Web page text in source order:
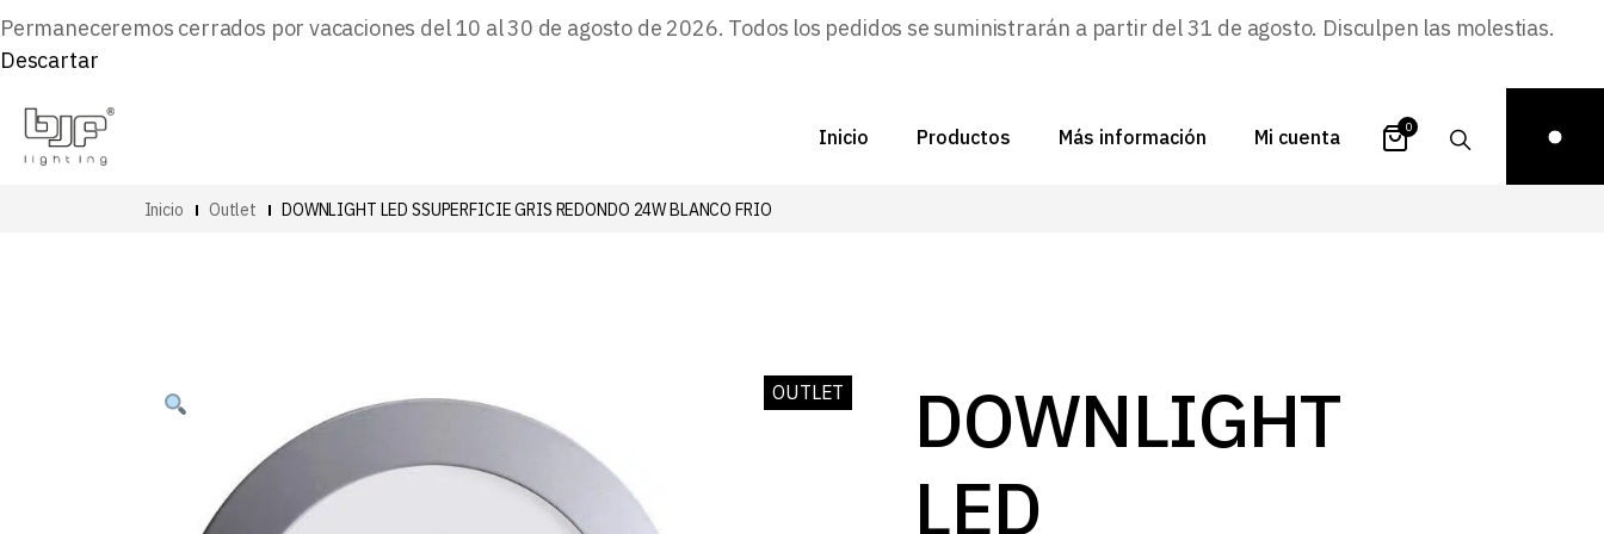
Permaneceremos cerrados por vacaciones del 10 al 30 de agosto de 2026. Todos los pedidos se suministrarán a partir del 31 de agosto. Disculpen las molestias.
Descartar
Inicio Productos Más información
FAQs
Proyectos
Mi cuenta
contraseña
0
Inicio Outlet DOWNLIGHT LED SSUPERFICIE GRIS REDONDO 24W BLANCO FRIO
OUTLET
DOWNLIGHT
LED